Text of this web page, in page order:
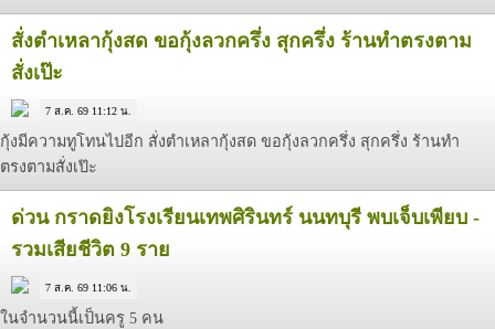
สั่งตำเหลากุ้งสด ขอกุ้งลวกครึ่ง สุกครึ่ง ร้านทำตรงตาม
สั่งเป๊ะ
7 ส.ค. 69 11:12 น.
กุ้งมีความทูโทนไปอีก สั่งตำเหลากุ้งสด ขอกุ้งลวกครึ่ง สุกครึ่ง ร้านทำ
ตรงตามสั่งเป๊ะ
ด่วน กราดยิงโรงเรียนเทพศิรินทร์ นนทบุรี พบเจ็บเพียบ -
รวมเสียชีวิต 9 ราย
7 ส.ค. 69 11:06 น.
ในจำนวนนี้เป็นครู 5 คน